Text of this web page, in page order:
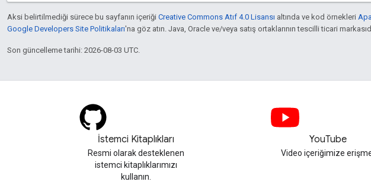
Aksi belirtilmediği sürece bu sayfanın içeriği Creative Commons Atıf 4.0 Lisansı altında ve kod örnekleri
Google Developers Site Politikaları'na göz atın. Java, Oracle ve/veya satış ortaklarının tescilli ticari
Son güncelleme tarihi: 2026-08-03 UTC.
İstemci Kitaplıkları
Resmi olarak desteklenen
istemci kitaplıklarımızı
kullanın.
YouTube
Video içeriğimize